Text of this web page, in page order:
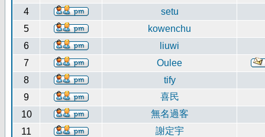
4
setu
5
kowenchu
6
liuwi
7
Oulee
8
tify
9
喜民
10
無名過客
11
謝定宇